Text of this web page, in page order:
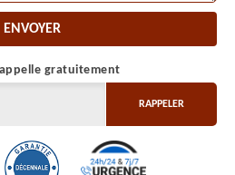
gratuitement